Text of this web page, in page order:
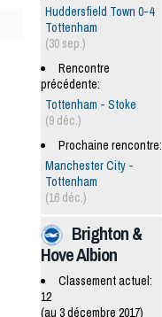
Huddersfield Town 0-4
Tottenham
(30 sep.)
Rencontre
précédente:
Tottenham - Stoke
(9 déc.)
Prochaine rencontre:
Manchester City -
Tottenham
(16 déc.)
Brighton &
Hove Albion
Classement actuel:
12
(au 3 décembre 2017)